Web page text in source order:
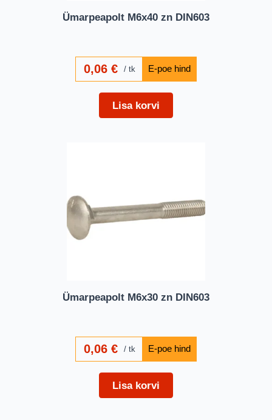
Ümarpeapolt M6x40 zn DIN603
0,06€ tk
Lisa korvi
Ümarpeapolt M6x30 zn DIN603
0,06€ tk
Lisa korvi